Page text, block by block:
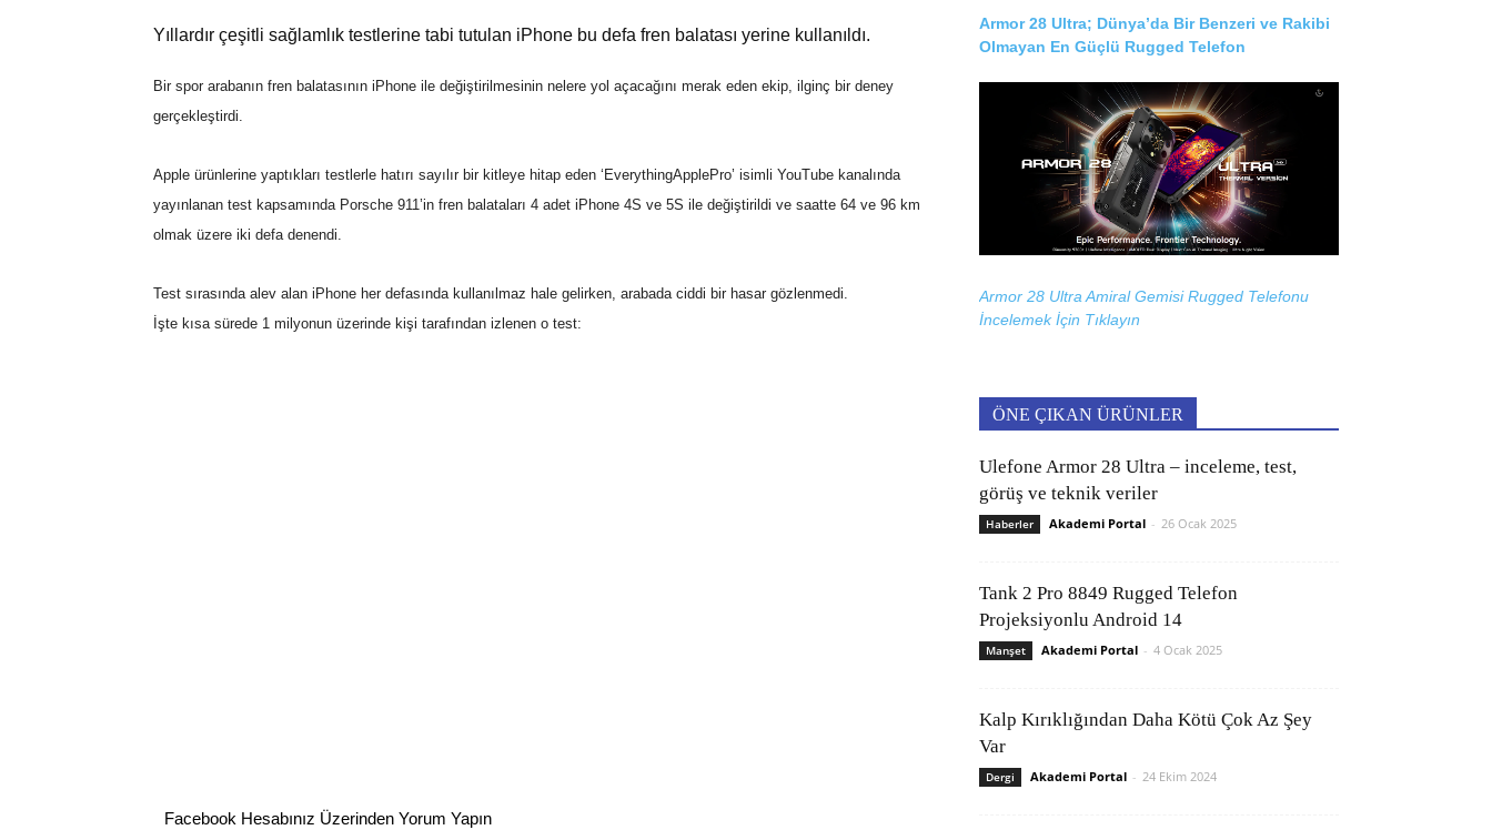
Yıllardır çeşitli sağlamlık testlerine tabi tutulan iPhone bu defa fren balatası yerine kullanıldı.
Bir spor arabanın fren balatasının iPhone ile değiştirilmesinin nelere yol açacağını merak eden ekip, ilginç bir deney
gerçekleştirdi.
Apple ürünlerine yaptıkları testlerle hatırı sayılır bir kitleye hitap eden ‘EverythingApplePro’ isimli YouTube kanalında
yayınlanan test kapsamında Porsche 911’in fren balataları 4 adet iPhone 4S ve 5S ile değiştirildi ve saatte 64 ve 96 km
olmak üzere iki defa denendi.
Test sırasında alev alan iPhone her defasında kullanılmaz hale gelirken, arabada ciddi bir hasar gözlenmedi.
İşte kısa sürede 1 milyonun üzerinde kişi tarafından izlenen o test:
Facebook Hesabınız Üzerinden Yorum Yapın
Armor 28 Ultra; Dünya’da Bir Benzeri ve Rakibi
Olmayan En Güçlü Rugged Telefon
Armor 28 Ultra Amiral Gemisi Rugged Telefonu
İncelemek İçin Tıklayın
ÖNE ÇIKAN ÜRÜNLER
Ulefone Armor 28 Ultra – inceleme, test,
görüş ve teknik veriler
Haberler Akademi Portal - 26 Ocak 2025
Tank 2 Pro 8849 Rugged Telefon
Projeksiyonlu Android 14
Manşet Akademi Portal - 4 Ocak 2025
Kalp Kırıklığından Daha Kötü Çok Az Şey
Var
Dergi Akademi Portal - 24 Ekim 2024